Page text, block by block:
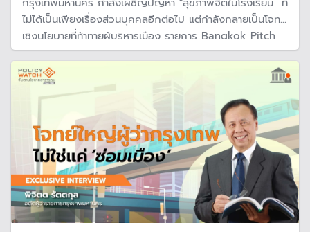
ไม่ได้เป็นเพียงเรื่องส่วนบุคคลอีกต่อไป แต่กำลังกลายเป็นโจทย์
เชิงนโยบายที่ท้าทายผู้บริหารเมือง รายการ Bangkok Pitch
แผนพลิกบางกอก โดย Bangkok Active Election 2026
Thai PBS จึงร่วมออกแบบนโยบายผ่านการฟังเสียงของกลุ่ม
เด็กและเยาวชน